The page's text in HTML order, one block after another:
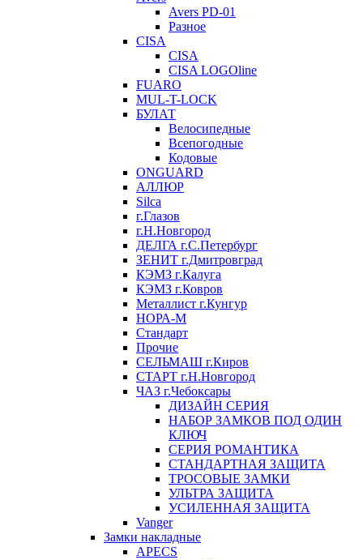
Avers PD-01
Разное
CISA
CISA
CISA LOGOline
FUARO
MUL-T-LOCK
БУЛАТ
Велосипедные
Всепогодные
Кодовые
ONGUARD
АЛЛЮР
Silca
г.Глазов
г.Н.Новгород
ДЕЛГА г.С.Петербург
ЗЕНИТ г.Дмитровград
КЭМЗ г.Калуга
КЭМЗ г.Ковров
Металлист г.Кунгур
НОРА-М
Стандарт
Прочие
СЕЛЬМАШ г.Киров
СТАРТ г.Н.Новгород
ЧАЗ г.Чебоксары
ДИЗАЙН СЕРИЯ
НАБОР ЗАМКОВ ПОД ОДИН
КЛЮЧ
СЕРИЯ РОМАНТИКА
СТАНДАРТНАЯ ЗАЩИТА
ТРОСОВЫЕ ЗАМКИ
УЛЬТРА ЗАЩИТА
УСИЛЕННАЯ ЗАЩИТА
Vanger
Замки накладные
APECS